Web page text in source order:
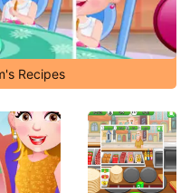
Recipes